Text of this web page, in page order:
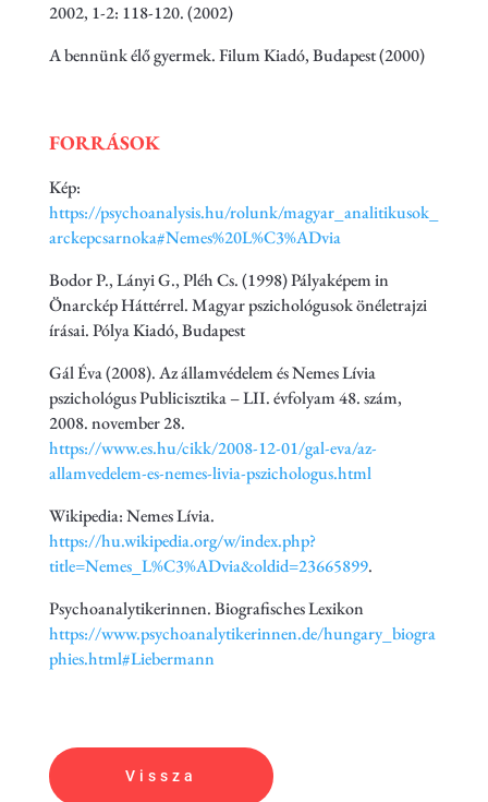
2002, 1-2: 118-120. (2002)
A bennünk élő gyermek. Filum Kiadó, Budapest (2000)
FORRÁSOK
Kép:
https://psychoanalysis.hu/rolunk/magyar_analitikusok_
arckepcsarnoka#Nemes%20L%C3%ADvia
Bodor P., Lányi G., Pléh Cs. (1998) Pályaképem in
Önarckép Háttérrel. Magyar pszichológusok önéletrajzi
írásai. Pólya Kiadó, Budapest
Gál Éva (2008). Az államvédelem és Nemes Lívia
pszichológus Publicisztika – LII. évfolyam 48. szám,
2008. november 28.
https://www.es.hu/cikk/2008-12-01/gal-eva/az-
allamvedelem-es-nemes-livia-pszichologus.html
Wikipedia: Nemes Lívia.
https://hu.wikipedia.org/w/index.php?
title=Nemes_L%C3%ADvia&oldid=23665899.
Psychoanalytikerinnen. Biografisches Lexikon
https://www.psychoanalytikerinnen.de/hungary_biogra
phies.html#Liebermann
Vissza